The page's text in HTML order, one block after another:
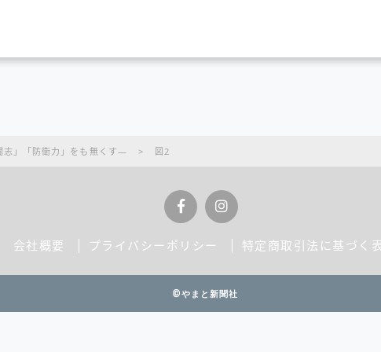
」「防衛力」をも無くす― > 図2
会社概要 プライバシーポリシー 特定商取引法に基づく
©やまと新聞社